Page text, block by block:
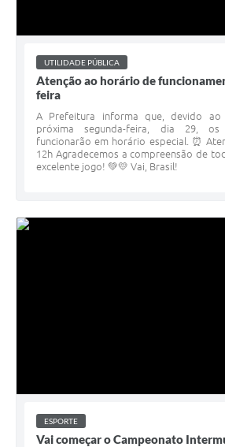
UTILIDADE PÚBLICA
Atenção ao horário de
feira
A Prefeitura informa que, devido
próxima segunda-feira, dia 29, os
funcionarão em horário especial. ⏰
12h Agradecemos a compreensão de
excelente jogo! 💚💛 Vai, Brasil!
ESPORTE
Vai começar o Campeonato